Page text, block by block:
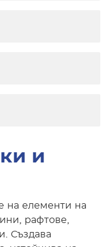
и
на елементи на
рафтове,
Създава